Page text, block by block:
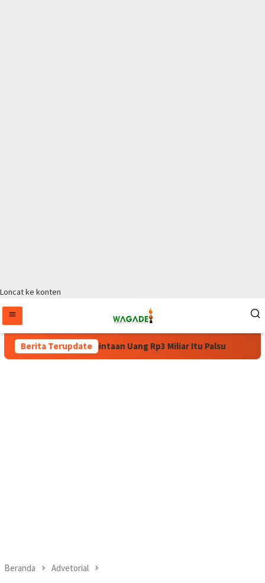
Loncat ke konten
Berita Terupdate
Permintaan Uang Rp3 Miliar Itu Palsu Pulang dari
Beranda Advetorial